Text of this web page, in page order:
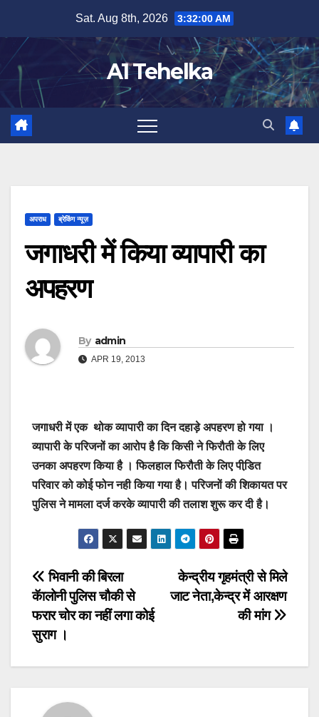
content
Sat. Aug 8th, 2026 3:32:01 AM
A1 Tehelka
अपराध ब्रेकिंग न्यूज़
जगाधरी में किया व्यापारी का
अपहरण
By admin
APR 19, 2013
जगाधरी में एक थोक व्यापारी का दिन दहाड़े अपहरण हो गया ।
व्यापारी के परिजनों का आरोप है कि किसी ने फिरौती के लिए
उनका अपहरण किया है । फिलहाल फिरौती के लिए पीडि़त
परिवार को कोई फोन नही किया गया है। परिजनों की शिकायत पर
पुलिस ने मामला दर्ज करके व्यापारी की तलाश शुरू कर दी है।
Post
navigation
केन्द्रीय गृहमंत्री से मिले
जाट नेता,केन्द्र में आरक्षण
की मांग
भिवानी की बिरला
कॅालोनी पुलिस चौकी से
फरार चोर का नहीं लगा कोई
सुराग ।